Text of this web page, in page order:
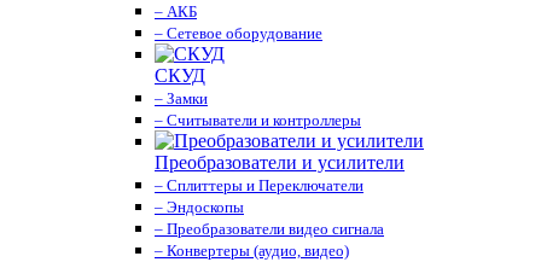
– АКБ
– Сетевое оборудование
СКУД
– Замки
– Считыватели и контроллеры
Преобразователи и усилители
– Сплиттеры и Переключатели
– Эндоскопы
– Преобразователи видео сигнала
– Конвертеры (аудио, видео)